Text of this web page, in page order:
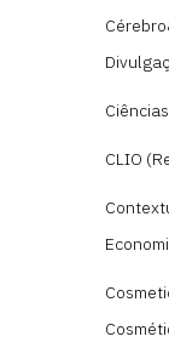
CLIO